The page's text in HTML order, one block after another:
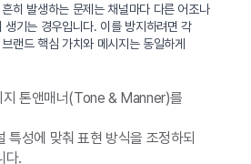
히 발생하는 문제는 채널마다 다른 어조나
생기는 경우입니다. 이를 방지하려면 각
랜드 핵심 가치와 메시지는 동일하게
지 톤앤매너(Tone & Manner)를
특성에 맞춰 표현 방식을 조정하되
다.